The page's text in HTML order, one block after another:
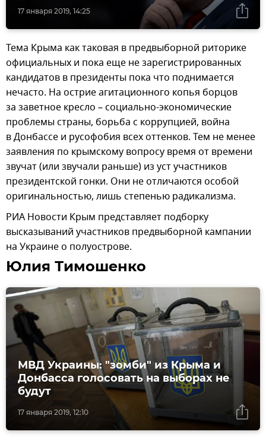
17 января 2019, 14:25
Тема Крыма как таковая в предвыборной риторике
официальных и пока еще не зарегистрированных
кандидатов в президенты пока что поднимается
нечасто. На острие агитационного копья борцов
за заветное кресло – социально-экономические
проблемы страны, борьба с коррупцией, война
в Донбассе и русофобия всех оттенков. Тем не менее
заявления по крымскому вопросу время от времени
звучат (или звучали раньше) из уст участников
президентской гонки. Они не отличаются особой
оригинальностью, лишь степенью радикализма.
РИА Новости Крым представляет подборку
высказываний участников предвыборной кампании
на Украине о полуострове.
Юлия Тимошенко
17 января 2019, 12:10
МВД Украины: "зомби" из Крыма и
Донбасса голосовать на выборах не
будут